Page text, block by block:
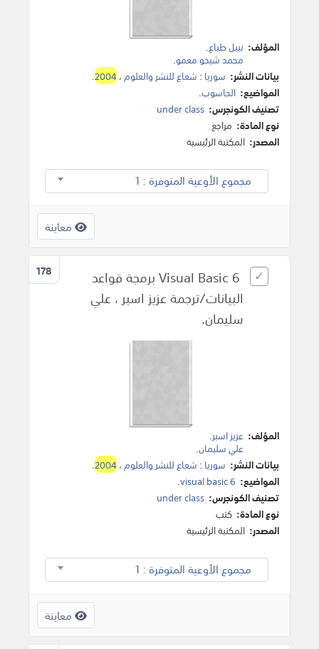
المؤلف: نبيل طباع.
محمد شيخو معمو.
بيانات النشر: سوريا : شعاع للنشر والعلوم،2004
.
المواضيع: الحاسوب.
تصنيف الكونجرس: under class
نوع المادة: مراجع
المصدر: المكتبة الرئيسية
مجموع الأوعية المتوفرة : 1
معاينة
178
Visual Basic 6 برمجة قواعد
البيانات/ترجمة عزيز اسبر ، علي
سليمان.
المؤلف: عزيز اسبر.
علي سليمان.
بيانات النشر: سوريا : شعاع للنشر والعلوم،2004
.
المواضيع: visual basic 6
.
تصنيف الكونجرس: under class
نوع المادة: كتب
المصدر: المكتبة الرئيسية
مجموع الأوعية المتوفرة : 1
معاينة